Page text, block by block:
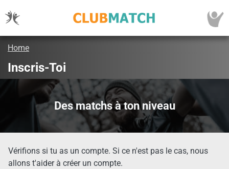
Home
Inscris-Toi
Des matchs à ton niveau
Vérifions si tu as un compte. Si ce n'est pas le cas, nous
allons t'aider à créer un compte.